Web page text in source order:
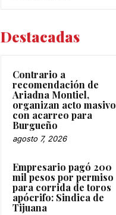
Destacadas
Contrario a
recomendación de
Ariadna Montiel,
organizan acto masivo
con acarreo para
Burgueño
agosto 7, 2026
Empresario pagó 200
mil pesos por permiso
para corrida de toros
apócrifo: Sindica de
Tijuana